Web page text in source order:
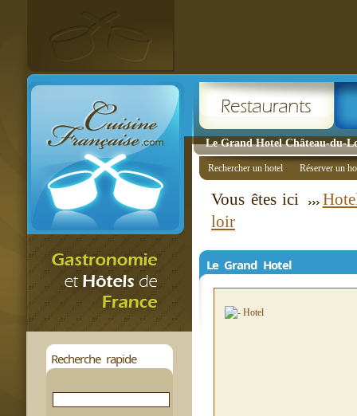
Le Grand Hotel Château-du-
Recherche rapide
Rechercher un hotel Réserver un
Vous êtes ici
loir
Le Grand Hotel